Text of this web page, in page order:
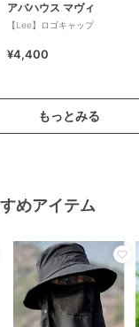
アバハウス マヴィ
【Lee】ロゴキャップ
¥4,400
もっとみる
めアイテム